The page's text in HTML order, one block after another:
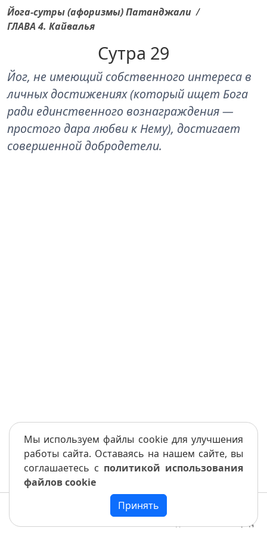
Йога-сутры (афоризмы) Патанджали /
ГЛАВА 4. Кайвалья
Сутра 29
Йог, не имеющий собственного интереса в
личных достижениях (который ищет Бога
ради единственного вознаграждения —
простого дара любви к Нему), достигает
совершенной добродетели.
Мы используем файлы cookie для улучшения
работы сайта. Оставаясь на нашем сайте, вы
соглашаетесь с политикой использования
файлов cookie
Принять
Вперед